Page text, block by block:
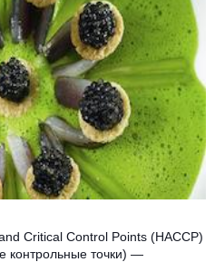
Critical Control Points (HACCP)
контрольные точки) —